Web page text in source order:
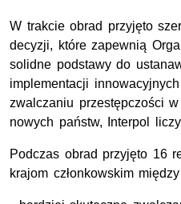
W trakcie obrad przyjęto
decyzji, które zapewnią
solidne podstawy do
implementacji
zwalczaniu przestępczości
nowych państw, Interpol
Podczas obrad przyjęto 16
krajom członkowskim